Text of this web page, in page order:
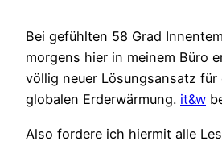
Bei gefühlten 58 Grad
morgens hier in meinem Büro
völlig neuer Lösungsansatz für
globalen Erderwärmung. it&w
Also fordere ich hiermit alle